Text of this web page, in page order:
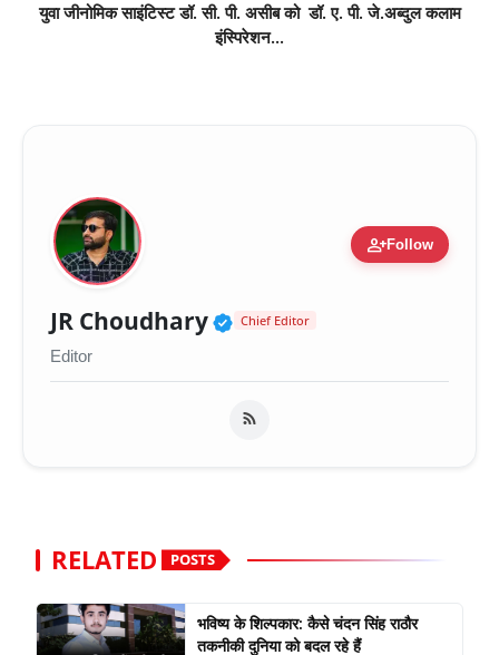
युवा जीनोमिक साइंटिस्ट डॉ. सी. पी. असीब को डॉ. ए. पी. जे.अब्दुल कलाम
इंस्पिरेशन...
person_addFollow
JR Choudhary Verified Public Figure
Chief Editor
Editor
RELATED POSTS
भविष्य के शिल्पकार: कैसे चंदन सिंह राठौर
तकनीकी दुनिया को बदल रहे हैं